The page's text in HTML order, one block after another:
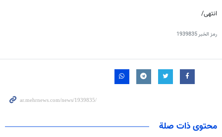
انتهى/
رمز الخبر1939835
محتوى ذات صلة